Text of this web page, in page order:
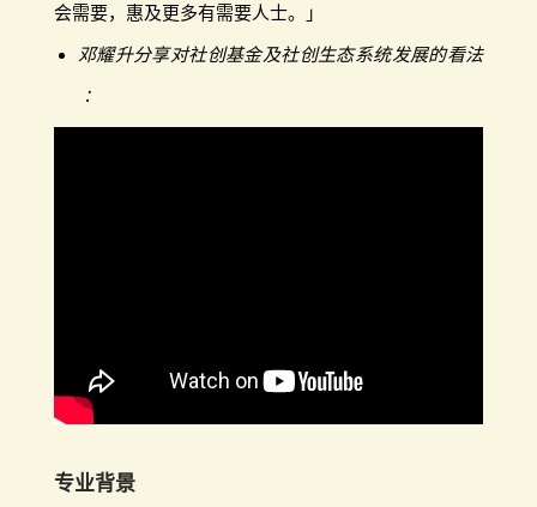
会需要，惠及更多有需要人士。」
邓耀升分享对社创基金及社创生态系统发展的看法
∶
专业背景